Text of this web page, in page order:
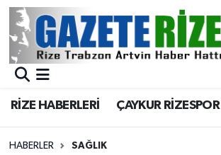
RİZE HABERLERİ ÇAYKUR RİZESPOR
HABERLER SAĞLIK
BÖLGEMİZ
Asayiş
Merkez Nöbetçi Eczaneler
Merkez Trafik Yoğunluk Haritası